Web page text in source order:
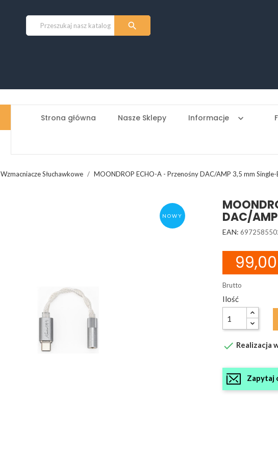

Strona główna Nasze Sklepy Informacje keyboard_arrow_down
Wzmacniacze Słuchawkowe MOONDROP ECHO-A - Przenośny DAC/AMP 3,5 mm Single-
NOWY DAC/
EAN:
99,00
Brutto
Ilość
 Realizacja
Zapytaj